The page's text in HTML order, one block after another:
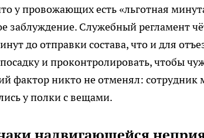
у провожающих есть «льготная
заблуждение. Служебный регламент
до отправки состава, что и для
и проконтролировать, чтобы
фактор никто не отменял: сотрудник
у полки с вещами.